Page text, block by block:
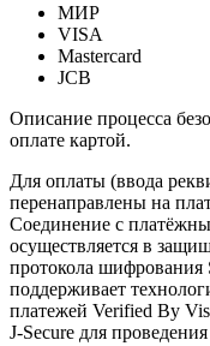
МИР
VISA
Mastercard
JCB
Описание процесса
оплате картой.
Для оплаты (ввода
перенаправлены на
Соединение с
осуществляется в
протокола
поддерживает
платежей Verified By
J-Secure для